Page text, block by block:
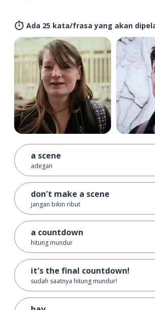
Ada 25 kata/frasa yang akan
a scene
adegan
don't make a scene
jangan bikin ribut
a countdown
hitung mundur
it's the final countdown!
sudah saatnya hitung mundur!